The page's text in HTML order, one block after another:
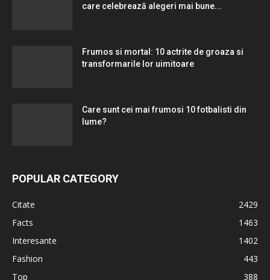
care celebrează alegeri mai bune...
Frumos si mortal: 10 actrite de groaza si
transformarile lor uimitoare
Care sunt cei mai frumosi 10 fotbalisti din
lume?
POPULAR CATEGORY
Citate
2429
Facts
1463
Interesante
1402
Fashion
443
Top
388